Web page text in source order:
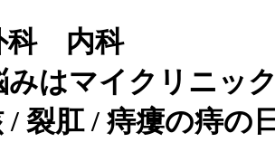
科 内科
はマイクリニッ
肛 / 痔瘻の痔の